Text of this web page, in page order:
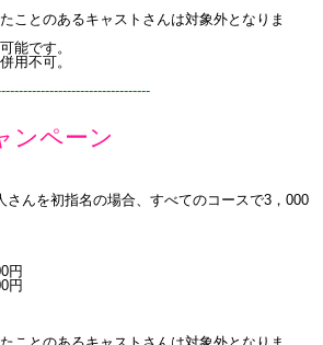
ことのあるキャストさんは対象外となりま
能です。
用不可。
ンペーン
さんを初指名の場合、すべてのコースで3，000
円
円